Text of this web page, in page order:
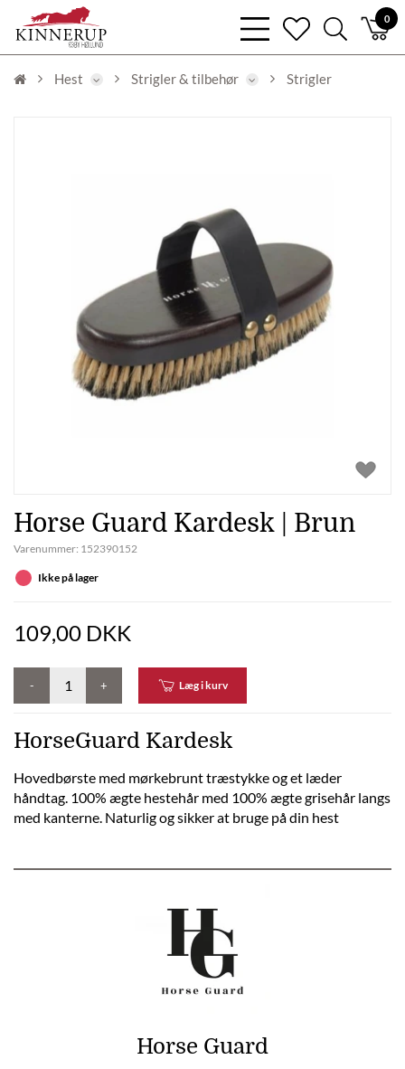
0
bars
light
heart
search
light
Hest Strigler & tilbehør Strigler
Horse Guard Kardesk | Brun
Varenummer: 152390152
Ikke på lager
109,00 DKK
- + Læg i kurv
HorseGuard Kardesk
Hovedbørste med mørkebrunt træstykke og et læder
håndtag. 100% ægte hestehår med 100% ægte grisehår langs
med kanterne. Naturlig og sikker at bruge på din hest
Horse Guard